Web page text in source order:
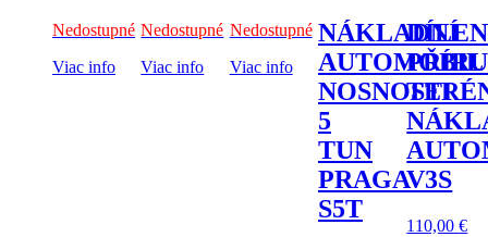
Nedostupné
Viac info
Nedostupné
Viac info
Nedostupné
Viac info
NÁKLADNÍ
AUTOMOBIL
NOSNOSTI
5
TUN
PRAGA
S5T
V3S
110,00€